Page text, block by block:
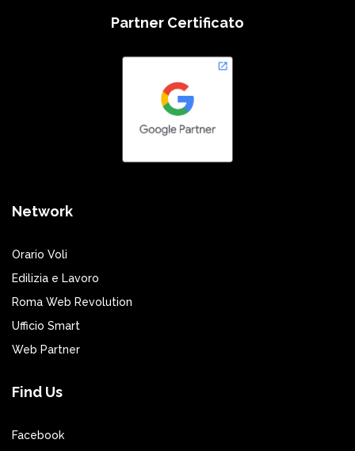
Partner Certificato
Network
Orario Voli
Edilizia e Lavoro
Roma Web Revolution
Ufficio Smart
Web Partner
Find Us
Facebook